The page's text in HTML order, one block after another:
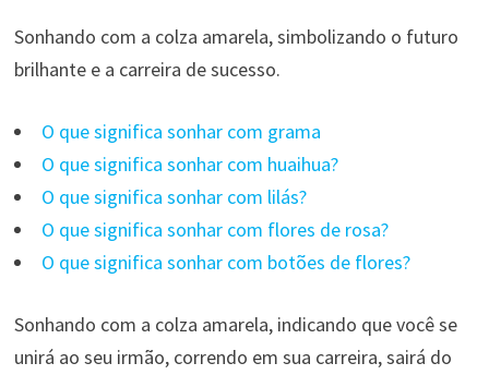
Sonhando com a colza amarela, simbolizando o futuro
brilhante e a carreira de sucesso.
O que significa sonhar com grama
O que significa sonhar com huaihua?
O que significa sonhar com lilás?
O que significa sonhar com flores de rosa?
O que significa sonhar com botões de flores?
Sonhando com a colza amarela, indicando que você se
unirá ao seu irmão, correndo em sua carreira, sairá do